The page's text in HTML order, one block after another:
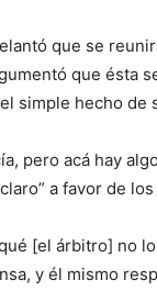
que se
que ésta
simple hecho de
pero acá hay
a favor de
[el árbitro] no
y él mismo